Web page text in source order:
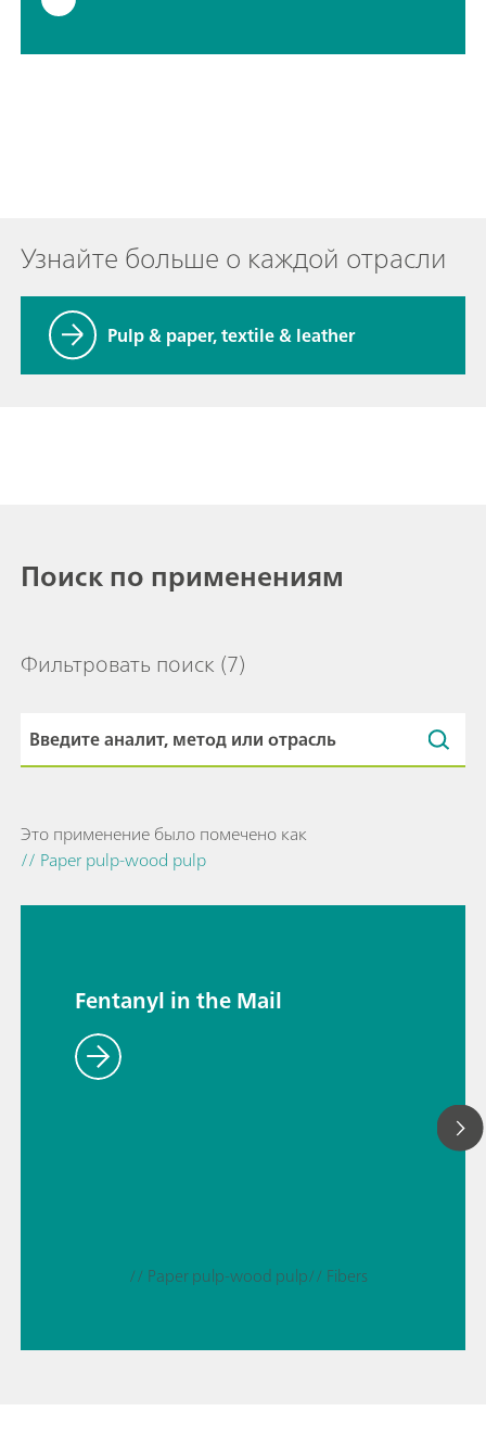
Узнайте больше о каждой отрасли
Pulp & paper, textile & leather
Поиск по применениям
Фильтровать поиск (7)
Это применение было помечено как
// Paper pulp-wood pulp
Fentanyl in the Mail
// Paper pulp-wood pulp// Fibers